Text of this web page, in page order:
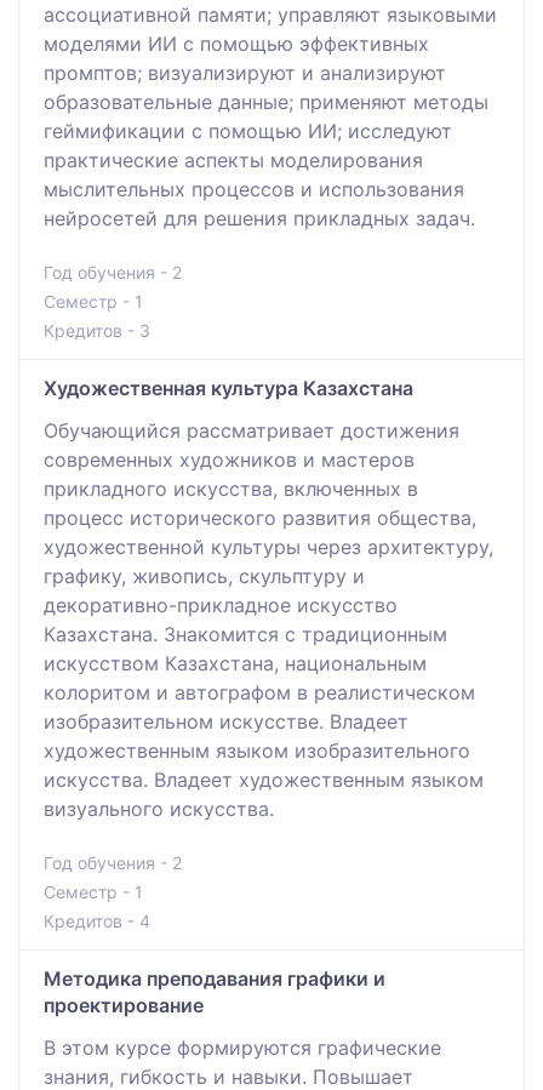
ассоциативной памяти; управляют языковыми
моделями ИИ с помощью эффективных
промптов; визуализируют и анализируют
образовательные данные; применяют методы
геймификации с помощью ИИ; исследуют
практические аспекты моделирования
мыслительных процессов и использования
нейросетей для решения прикладных задач.
Год обучения - 2
Семестр - 1
Кредитов - 3
Художественная культура Казахстана
Обучающийся рассматривает достижения
современных художников и мастеров
прикладного искусства, включенных в
процесс исторического развития общества,
художественной культуры через архитектуру,
графику, живопись, скульптуру и
декоративно-прикладное искусство
Казахстана. Знакомится с традиционным
искусством Казахстана, национальным
колоритом и автографом в реалистическом
изобразительном искусстве. Владеет
художественным языком изобразительного
искусства. Владеет художественным языком
визуального искусства.
Год обучения - 2
Семестр - 1
Кредитов - 4
Методика преподавания графики и
проектирование
В этом курсе формируются графические
знания, гибкость и навыки. Повышает